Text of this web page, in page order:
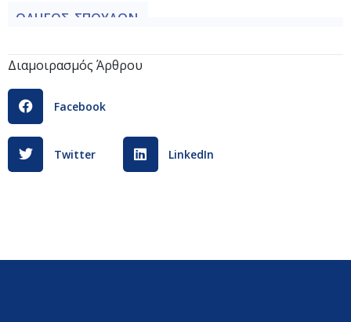
ΟΔΗΓΟΣ_ΣΠΟΥΔΩΝ_-
Διαμοιρασμός Άρθρου
Facebook
Twitter LinkedIn